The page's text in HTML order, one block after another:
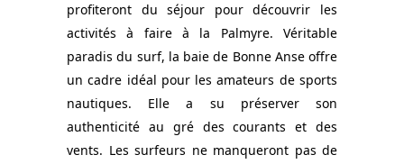
profiteront du séjour pour découvrir les
activités à faire à la Palmyre. Véritable
paradis du surf, la baie de Bonne Anse offre
un cadre idéal pour les amateurs de sports
nautiques. Elle a su préserver son
authenticité au gré des courants et des
vents. Les surfeurs ne manqueront pas de